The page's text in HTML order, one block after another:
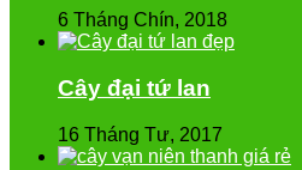
6 Tháng Chín, 2018
Cây đại tứ lan
16 Tháng Tư, 2017